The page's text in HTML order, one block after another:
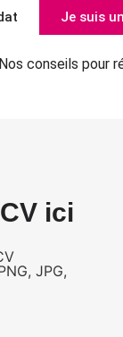
Je suis
Nos conseils pour
ici
JPG,